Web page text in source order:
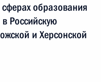
образования
Российскую
и Херсонской